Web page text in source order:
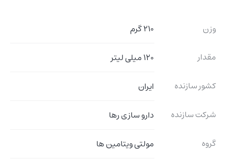
وزن
210 گرم
مقدار
120 میلی لیتر
کشور سازنده
ایران
شرکت سازنده
دارو سازی رها
گروه
مولتی ویتامین ها